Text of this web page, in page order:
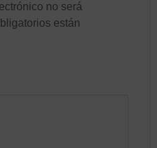
no será
están